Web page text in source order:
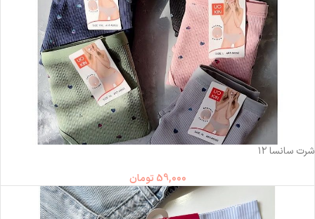
شرت سانسا ۱۲
59,000 تومان